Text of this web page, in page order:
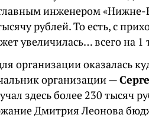
инженером «Нижне-
рублей. То есть, с
увеличилась… всего на 1
организации оказалась
организации —
здесь более 230 тысяч
Дмитрия Леонова